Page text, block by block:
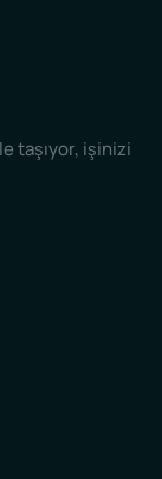
taşıyor, işinizi